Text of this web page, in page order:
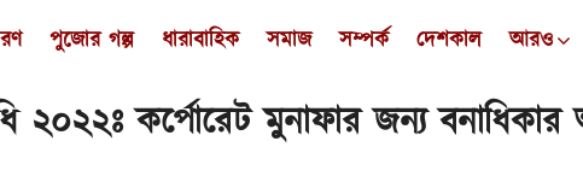
পুজোর গল্প ধারাবাহিক সমাজ সম্পর্ক দেশকাল আরও
২০২২ঃ কর্পোরেট মুনাফার জন্য